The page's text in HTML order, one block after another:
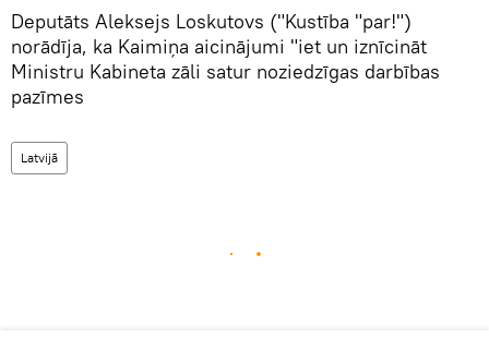
Deputāts Aleksejs Loskutovs ("Kustība "par!")
norādīja, ka Kaimiņa aicinājumi "iet un iznīcināt
Ministru Kabineta zāli satur noziedzīgas darbības
pazīmes
Latvijā